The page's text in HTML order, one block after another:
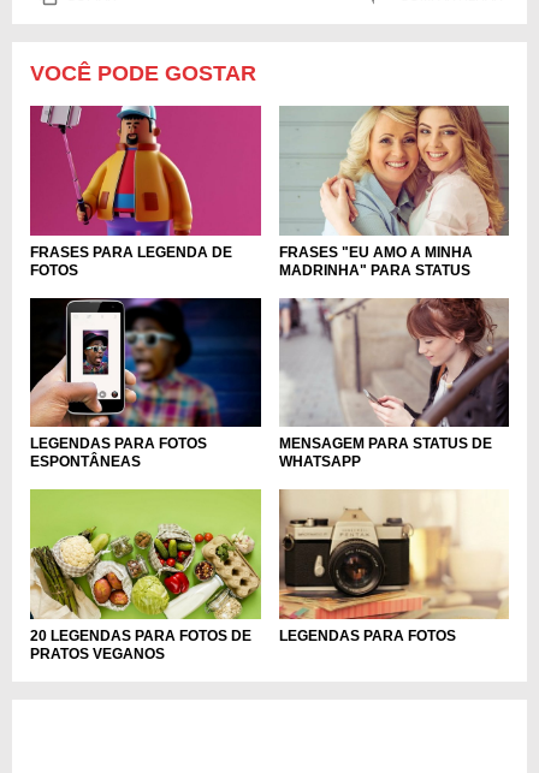
VOCÊ PODE GOSTAR
FRASES PARA LEGENDA DE
FOTOS
FRASES "EU AMO A MINHA
MADRINHA" PARA STATUS
LEGENDAS PARA FOTOS
ESPONTÂNEAS
MENSAGEM PARA STATUS DE
WHATSAPP
20 LEGENDAS PARA FOTOS DE
PRATOS VEGANOS
LEGENDAS PARA FOTOS